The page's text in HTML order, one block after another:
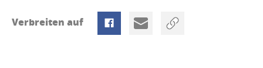
Verbreiten auf